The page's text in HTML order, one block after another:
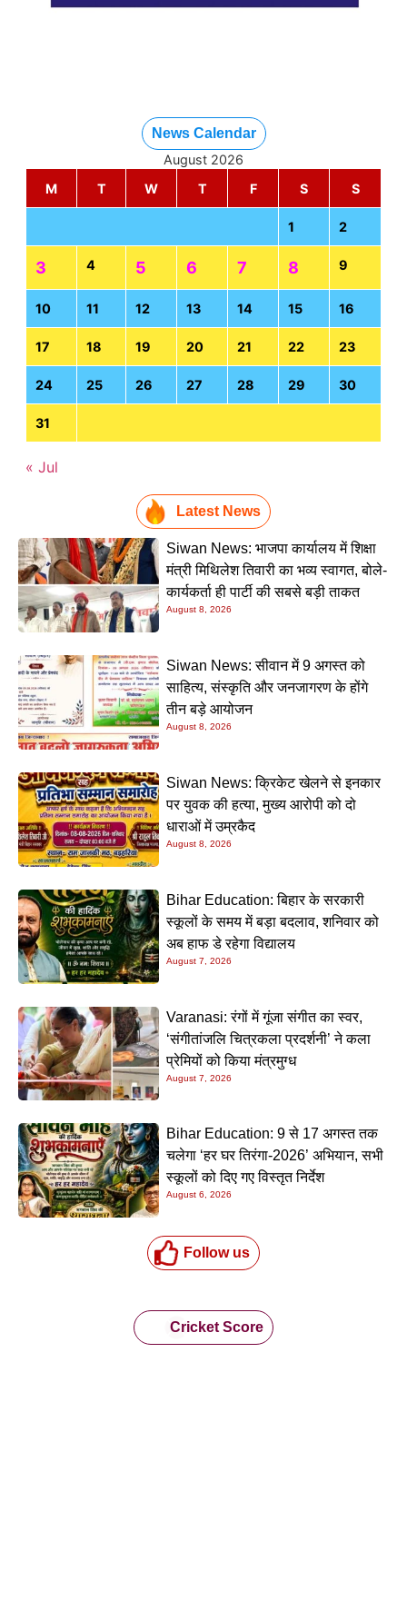
News Calendar
August 2026
M
T W T F S S
1 2
3 4 5 6 7 8 9
10 11 12 13 14 15 16
17 18 19 20 21 22 23
24 25 26 27 28 29 30
31
« Jul
Latest News
Siwan News: भाजपा कार्यालय में शिक्षा
मंत्री मिथिलेश तिवारी का भव्य स्वागत, बोले-
कार्यकर्ता ही पार्टी की सबसे बड़ी ताकत
August 8, 2026
Siwan News: सीवान में 9 अगस्त को
साहित्य, संस्कृति और जनजागरण के होंगे
तीन बड़े आयोजन
August 8, 2026
Siwan News: क्रिकेट खेलने से इनकार
पर युवक की हत्या, मुख्य आरोपी को दो
धाराओं में उम्रकैद
August 8, 2026
Bihar Education: बिहार के सरकारी
स्कूलों के समय में बड़ा बदलाव, शनिवार को
अब हाफ डे रहेगा विद्यालय
August 7, 2026
Varanasi: रंगों में गूंजा संगीत का स्वर,
‘संगीतांजलि चित्रकला प्रदर्शनी’ ने कला
प्रेमियों को किया मंत्रमुग्ध
August 7, 2026
Bihar Education: 9 से 17 अगस्त तक
चलेगा ‘हर घर तिरंगा-2026’ अभियान, सभी
स्कूलों को दिए गए विस्तृत निर्देश
August 6, 2026
Follow us
Cricket Score